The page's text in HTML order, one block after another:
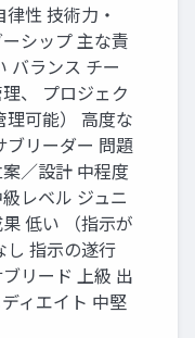
性 技術力・
シップ 主な責
バランス チー
、 プロジェク
理可能） 高度な
ブリーダー 問題
／設計 中程度
レベル ジュニ
低い （指示が
し 指示の遂行
リード 上級 出
ィエイト 中堅